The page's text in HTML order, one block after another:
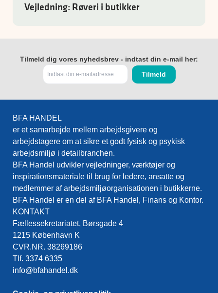
Vejledning: Røveri i butikker
Tilmeld dig vores nyhedsbrev - indtast din e-mail her:
BFA HANDEL
er et samarbejde mellem arbejdsgivere og
arbejdstagere om at sikre et godt fysisk og psykisk
arbejdsmiljø i detailbranchen.
BFA Handel udvikler vejledninger, værktøjer og
inspirationsmateriale til brug for ledere, ansatte og
medlemmer af arbejdsmiljøorganisationen i butikkerne.
BFA Handel er en del af BFA Handel, Finans og Kontor.
KONTAKT
Fællessekretariatet, Børsgade 4
1215 København K
CVR.NR. 38269186
Tlf. 3374 6335
info@bfahandel.dk